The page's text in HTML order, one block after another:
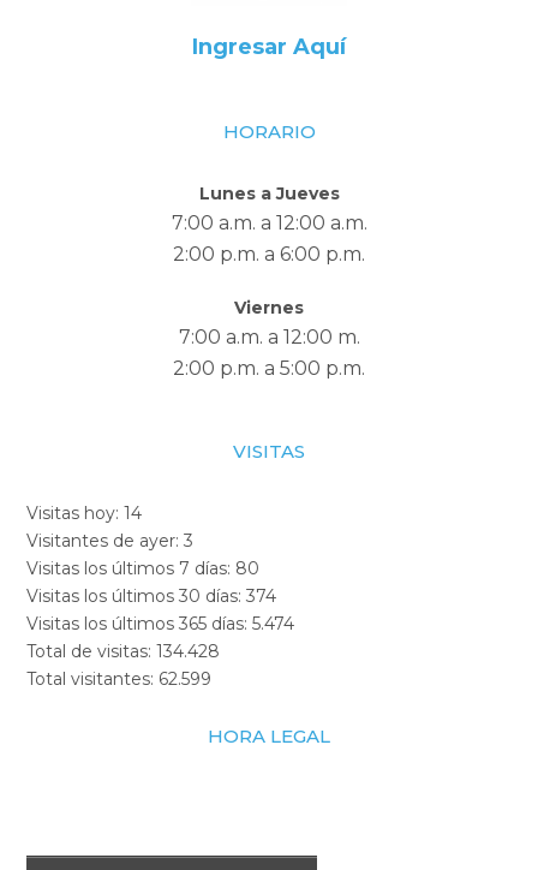
Ingresar Aquí
HORARIO
Lunes a Jueves
7:00 a.m. a 12:00 a.m.
2:00 p.m. a 6:00 p.m.
Viernes
7:00 a.m. a 12:00 m.
2:00 p.m. a 5:00 p.m.
VISITAS
Visitas hoy:14
Visitantes de ayer:3
Visitas los últimos 7 días: 80
Visitas los últimos 30 días:374
Visitas los últimos 365 días:5.474
Total de visitas:134.428
Total visitantes: 62.599
HORA LEGAL